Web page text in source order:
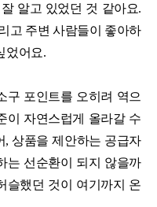
알고 있었던 것 같아요.
고 주변 사람들이 좋아하
었어요.
구 포인트를 오히려 역으
이 자연스럽게 올라갈 수
, 상품을 제안하는 공급자
는 선순환이 되지 않을까
슬했던 것이 여기까지 온